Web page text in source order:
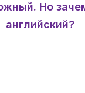
Но
английский?